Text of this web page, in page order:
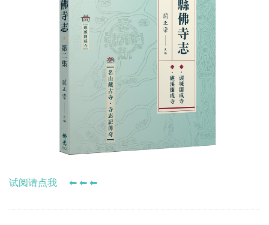
试阅请点我 ⬅ ⬅ ⬅